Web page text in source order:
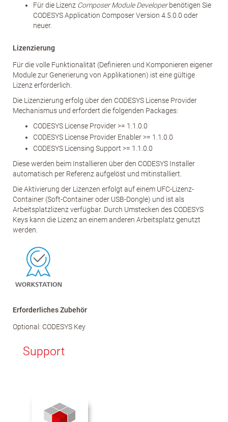
Für die Lizenz Composer Module Developerbenötigen Sie
CODESYS Application Composer Version 4.5.0.0 oder
neuer.
Lizenzierung
Für die volle Funktionalität (Definieren und Komponieren eigener
Module zur Generierung von Applikationen) ist eine gültige
Lizenz erforderlich.
Die Lizenzierung erfolg über den CODESYS License Provider
Mechanismus und erfordert die folgenden Packages:
CODESYS License Provider >= 1.1.0.0
CODESYS License Provider Enabler >= 1.1.0.0
CODESYS Licensing Support >= 1.1.0.0
Diese werden beim Installieren über den CODESYS Installer
automatisch per Referenz aufgelöst und mitinstalliert.
Die Aktivierung der Lizenzen erfolgt auf einem UFC-Lizenz-
Container (Soft-Container oder USB-Dongle) und ist als
Arbeitsplatzlizenz verfügbar. Durch Umstecken des CODESYS
Keys kann die Lizenz an einem anderen Arbeitsplatz genutzt
werden.
Erforderliches Zubehör
Optional: CODESYS Key
Support